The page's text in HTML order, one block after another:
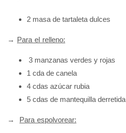
2 masa de tartaleta dulces
→ Para el relleno:
3 manzanas verdes y rojas
1 cda de canela
4 cdas azúcar rubia
5 cdas de mantequilla derretida
→ Para espolvorear: